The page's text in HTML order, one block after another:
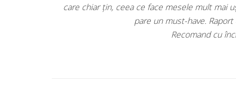
probleme. Recomand cu